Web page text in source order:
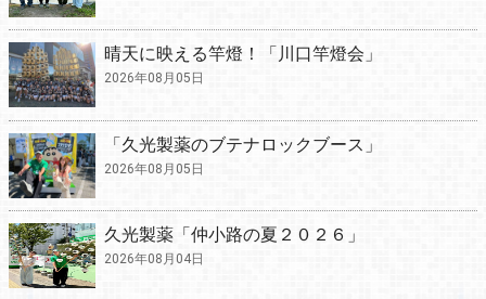
晴天に映える竿燈！「川口竿燈会」
2026年08月05日
「久光製薬のブテナロックブース」
2026年08月05日
久光製薬「仲小路の夏２０２６」
2026年08月04日